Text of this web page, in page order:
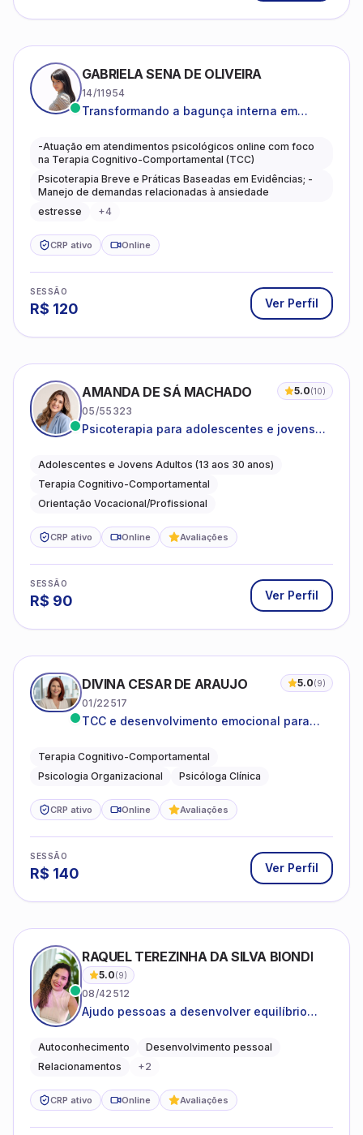
GABRIELA SENA DE OLIVEIRA
14/11954
Transformando a bagunça interna em
caminhos mais gentis para se viver.
-Atuação em atendimentos psicológicos online com foco
na Terapia Cognitivo-Comportamental (TCC)
Psicoterapia Breve e Práticas Baseadas em Evidências; -
Manejo de demandas relacionadas à ansiedade
estresse
+4
CRP ativo Online
SESSÃO
R$ 120 Ver Perfil
AMANDA DE SÁ MACHADO 5.0(10)
05/55323
Psicoterapia para adolescentes e jovens
autoestima, relações e orientação
profissional
Adolescentes e Jovens Adultos (13 aos 30 anos)
Terapia Cognitivo-Comportamental
Orientação Vocacional/Profissional
CRP ativo Online Avaliações
SESSÃO
R$ 90 Ver Perfil
DIVINA CESAR DE ARAUJO 5.0(9)
01/22517
TCC e desenvolvimento emocional para
Terapia Cognitivo-Comportamental
Psicologia Organizacional
Psicóloga Clínica
CRP ativo Online Avaliações
SESSÃO
R$ 140 Ver Perfil
RAQUEL TEREZINHA DA SILVA BIONDI
5.0(9)
08/42512
Ajudo pessoas a desenvolver equilíbrio
Autoconhecimento
Desenvolvimento pessoal
Relacionamentos
+2
CRP ativo Online Avaliações